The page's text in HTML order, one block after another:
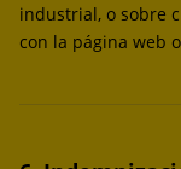
industrial, o sobre
con la página web